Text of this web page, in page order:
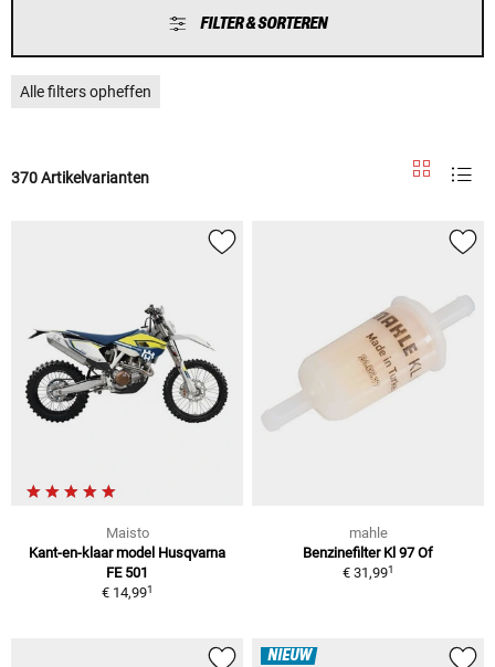
FILTER & SORTEREN
Alle filters opheffen
370 Artikelvarianten
Maisto
Kant-en-klaar model Husqvarna
FE 501
€ 14,991
mahle
Benzinefilter Kl 97 Of
€ 31,991
NIEUW